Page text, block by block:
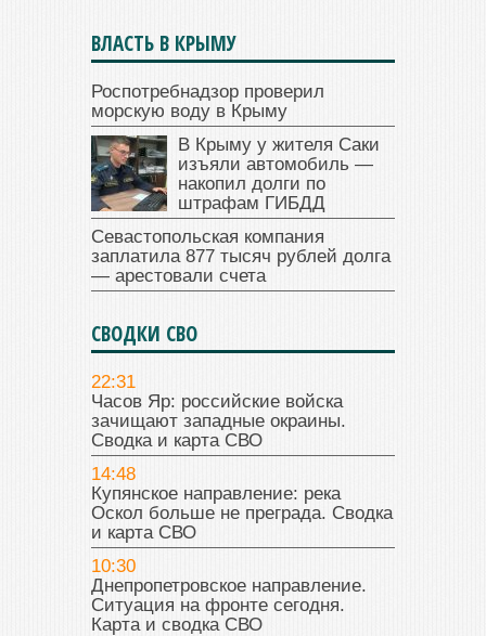
ВЛАСТЬ В КРЫМУ
Роспотребнадзор проверил
морскую воду в Крыму
В Крыму у жителя Саки
изъяли автомобиль —
накопил долги по
штрафам ГИБДД
Севастопольская компания
заплатила 877 тысяч рублей долга
— арестовали счета
СВОДКИ СВО
22:31
Часов Яр: российские войска
зачищают западные окраины.
Сводка и карта СВО
14:48
Купянское направление: река
Оскол больше не преграда. Сводка
и карта СВО
10:30
Днепропетровское направление.
Ситуация на фронте сегодня.
Карта и сводка СВО